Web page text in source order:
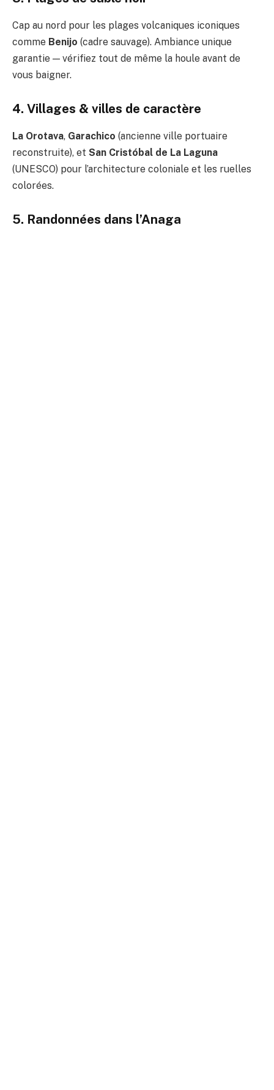
Cap au nord pour les plages volcaniques iconiques
comme Benijo (cadre sauvage). Ambiance unique
garantie — vérifiez tout de même la houle avant de
vous baigner.
4. Villages & villes de caractère
La Orotava, Garachico (ancienne ville portuaire
reconstruite), et San Cristóbal de La Laguna
(UNESCO) pour l’architecture coloniale et les ruelles
colorées.
5. Randonnées dans l’Anaga